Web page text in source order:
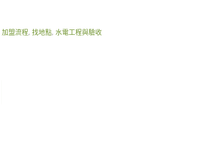
加盟流程, 找地點, 水電工程與驗收